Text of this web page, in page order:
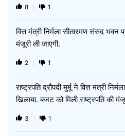
8 1
वित्त मंत्री निर्मला सीतारमण संसद
मंजूरी ली जाएगी.
2 1
राष्‍ट्रपति द्रौपदी मुर्मू ने वित्त मंत्री
खिलाया. बजट को मिली राष्‍ट्रपति की
3 1